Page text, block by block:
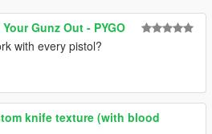
Gunz Out - PYGO
with every pistol?
knife texture (with blood